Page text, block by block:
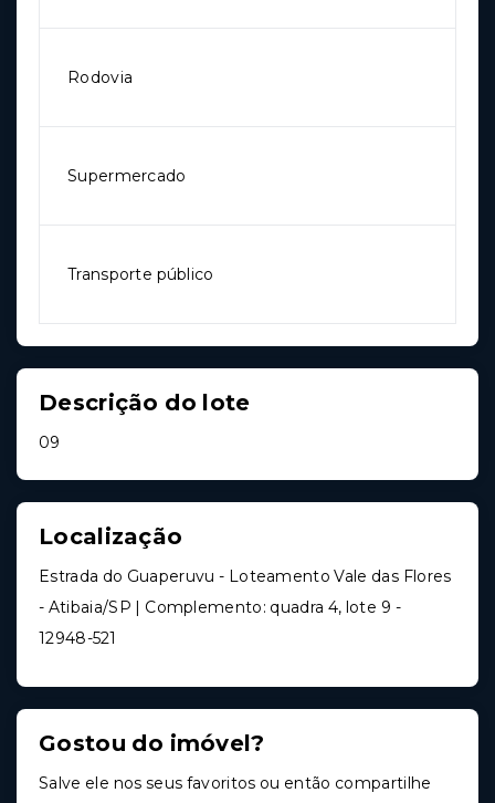
Rodovia
Supermercado
Transporte público
Descrição do lote
09
Localização
Estrada do Guaperuvu - Loteamento Vale das Flores
- Atibaia/SP | Complemento: quadra 4, lote 9 -
12948-521
Gostou do imóvel?
Salve ele nos seus favoritos ou então compartilhe